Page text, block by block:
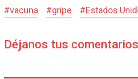
#vacuna #gripe #Estados
Déjanos tus